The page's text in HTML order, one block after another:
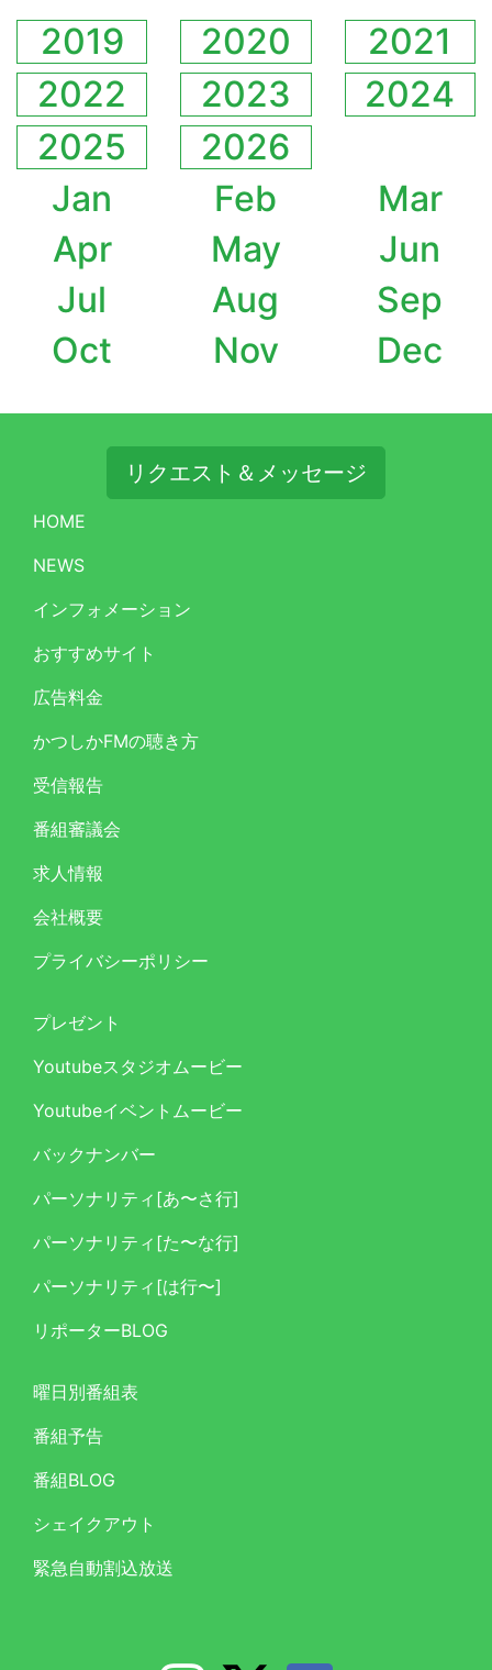
2019 2020
2021
2022
2023
2024
2025
2026
Jan
Feb
Mar
Apr
May
Jun
Jul
Aug
Sep
Oct
Nov Dec
リクエスト＆メッセージ
HOME
NEWS
インフォメーション
おすすめサイト
広告料金
かつしかFMの聴き方
受信報告
番組審議会
求人情報
会社概要
プライバシーポリシー
プレゼント
Youtubeスタジオムービー
Youtubeイベントムービー
バックナンバー
パーソナリティ[あ〜さ行]
パーソナリティ[た〜な行]
パーソナリティ[は行〜]
リポーターBLOG
曜日別番組表
番組予告
番組BLOG
シェイクアウト
緊急自動割込放送